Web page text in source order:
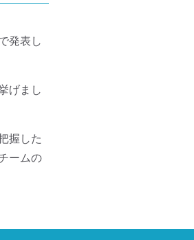
発表し
げまし
握した
ームの